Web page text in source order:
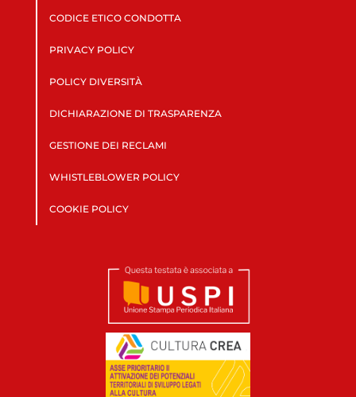
CODICE ETICO CONDOTTA
PRIVACY POLICY
POLICY DIVERSITÀ
DICHIARAZIONE DI TRASPARENZA
GESTIONE DEI RECLAMI
WHISTLEBLOWER POLICY
COOKIE POLICY